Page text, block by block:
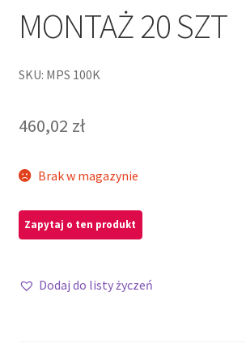
MONTAŻ 20 SZT
SKU: MPS 100K
460,02 zł
Brak w magazynie
Dodaj do listy życzeń